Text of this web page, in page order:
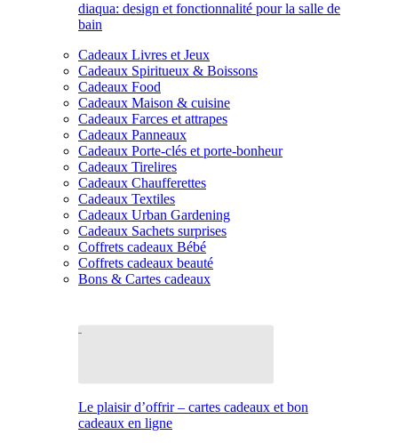
diaqua: design et fonctionnalité pour la salle de
bain
Cadeaux Livres et Jeux
Cadeaux Spiritueux & Boissons
Cadeaux Food
Cadeaux Maison & cuisine
Cadeaux Farces et attrapes
Cadeaux Panneaux
Cadeaux Porte-clés et porte-bonheur
Cadeaux Tirelires
Cadeaux Chaufferettes
Cadeaux Textiles
Cadeaux Urban Gardening
Cadeaux Sachets surprises
Coffrets cadeaux Bébé
Coffrets cadeaux beauté
Bons & Cartes cadeaux
Le plaisir d’offrir – cartes cadeaux et bon
cadeaux en ligne